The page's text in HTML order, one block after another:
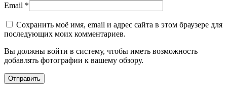
Email *
Сохранить моё имя, email и адрес сайта в этом браузере для
последующих моих комментариев.
Вы должны войти в систему, чтобы иметь возможность
добавлять фотографии к вашему обзору.